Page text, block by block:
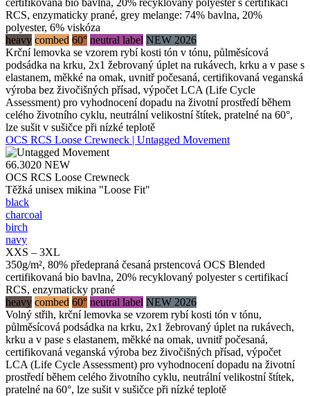
RCS, enzymaticky prané, grey melange: 74% bavlna, 20%
polyester, 6% viskóza
heavy combed 60° neutral label NEW 2026
Krční lemovka se vzorem rybí kosti tón v tónu, půlměsícová
podsádka na krku, 2x1 žebrovaný úplet na rukávech, krku a v pase s
elastanem, měkké na omak, uvnitř počesaná, certifikovaná veganská
výroba bez živočišných přísad, výpočet LCA (Life Cycle
Assessment) pro vyhodnocení dopadu na životní prostředí během
celého životního cyklu, neutrální velikostní štítek, pratelné na 60°,
lze sušit v sušičce při nízké teplotě
OCS RCS Loose Crewneck | Untagged Movement
66.3020 NEW
OCS RCS Loose Crewneck
Těžká unisex mikina "Loose Fit"
black
charcoal
birch
navy
XXS – 3XL
350g/m², 80% předepraná česaná prstencová OCS Blended
certifikovaná bio bavlna, 20% recyklovaný polyester s certifikací
RCS, enzymaticky prané
heavy combed 60° neutral label NEW 2026
Volný střih, krční lemovka se vzorem rybí kosti tón v tónu,
půlměsícová podsádka na krku, 2x1 žebrovaný úplet na rukávech,
krku a v pase s elastanem, měkké na omak, uvnitř počesaná,
certifikovaná veganská výroba bez živočišných přísad, výpočet
LCA (Life Cycle Assessment) pro vyhodnocení dopadu na životní
prostředí během celého životního cyklu, neutrální velikostní štítek,
pratelné na 60°, lze sušit v sušičce při nízké teplotě